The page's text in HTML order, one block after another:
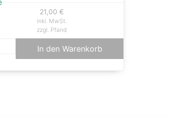
21,00 €
inkl. MwSt.
zzgl. Pfand
In den Warenkorb